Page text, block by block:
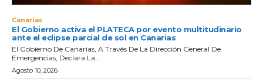
Canarias
El Gobierno activa el PLATECA por evento multitudinario
ante el eclipse parcial de sol en Canarias
El Gobierno De Canarias, A Través De La Dirección General De
Emergencias, Declara La...
Agosto 10, 2026